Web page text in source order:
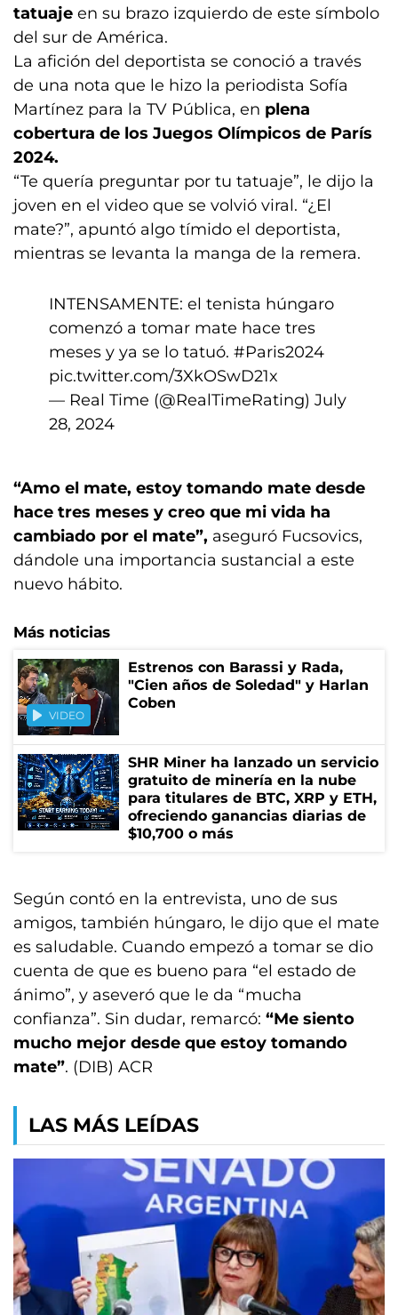
tatuaje en su brazo izquierdo de este símbolo
del sur de América.
La afición del deportista se conoció a través
de una nota que le hizo la periodista Sofía
Martínez para la TV Pública, en plena
cobertura de los Juegos Olímpicos de París
2024.
“Te quería preguntar por tu tatuaje”, le dijo la
joven en el video que se volvió viral. “¿El
mate?”, apuntó algo tímido el deportista,
mientras se levanta la manga de la remera.
INTENSAMENTE: el tenista húngaro
comenzó a tomar mate hace tres
meses y ya se lo tatuó. #Paris2024
pic.twitter.com/3XkOSwD21x
— Real Time (@RealTimeRating) July
28, 2024
“Amo el mate, estoy tomando mate desde
hace tres meses y creo que mi vida ha
cambiado por el mate”, aseguró Fucsovics,
dándole una importancia sustancial a este
nuevo hábito.
Más noticias
VIDEO
Estrenos con Barassi y Rada,
"Cien años de Soledad" y Harlan
Coben
SHR Miner ha lanzado un servicio
gratuito de minería en la nube
para titulares de BTC, XRP y ETH,
ofreciendo ganancias diarias de
$10,700 o más
Según contó en la entrevista, uno de sus
amigos, también húngaro, le dijo que el mate
es saludable. Cuando empezó a tomar se dio
cuenta de que es bueno para “el estado de
ánimo”, y aseveró que le da “mucha
confianza”. Sin dudar, remarcó: “Me siento
mucho mejor desde que estoy tomando
mate”. (DIB) ACR
LAS MÁS LEÍDAS